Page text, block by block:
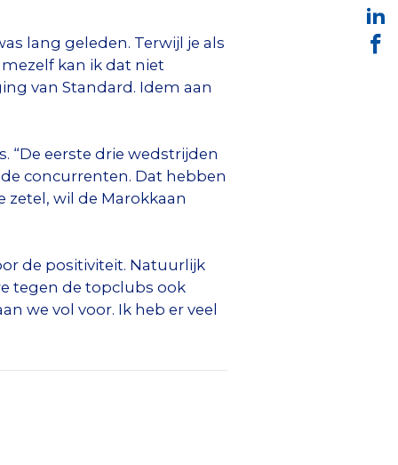
lang geleden. Terwijl je als
kan ik dat niet
van Standard. Idem aan
“De eerste drie wedstrijden
concurrenten. Dat hebben
wil de Marokkaan
de positiviteit. Natuurlijk
tegen de topclubs ook
we vol voor. Ik heb er veel